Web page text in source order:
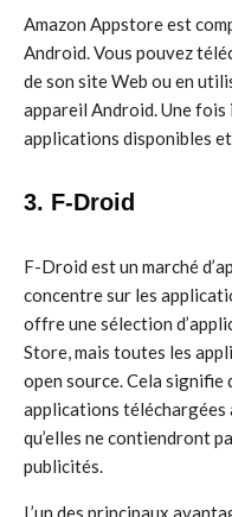
Amazon Appstore est
Android. Vous pouvez
de son site Web ou en
appareil Android. Une
applications disponibles
3. F-Droid
F-Droid est un marché
concentre sur les
offre une sélection
Store, mais toutes les
open source. Cela signifie
applications
qu’elles ne contiendront
publicités.
L’un des principaux